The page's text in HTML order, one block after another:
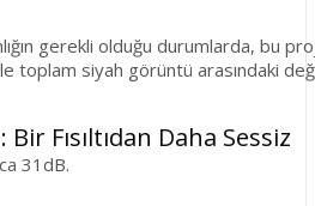
gerekli olduğu durumlarda,
toplam siyah görüntü arasındaki
Fısıltıdan Daha Sessiz
31dB.